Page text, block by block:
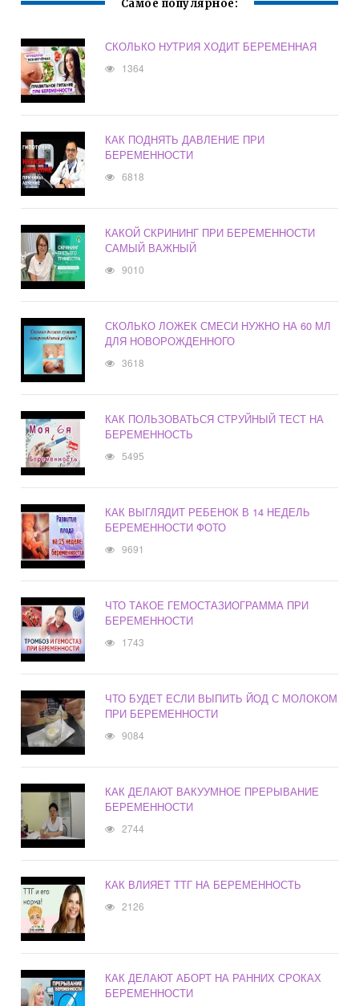
Самое популярное:
СКОЛЬКО НУТРИЯ ХОДИТ БЕРЕМЕННАЯ
1364
КАК ПОДНЯТЬ ДАВЛЕНИЕ ПРИ
БЕРЕМЕННОСТИ
6818
КАКОЙ СКРИНИНГ ПРИ БЕРЕМЕННОСТИ
САМЫЙ ВАЖНЫЙ
9010
СКОЛЬКО ЛОЖЕК СМЕСИ НУЖНО НА 60 МЛ
ДЛЯ НОВОРОЖДЕННОГО
3618
КАК ПОЛЬЗОВАТЬСЯ СТРУЙНЫЙ ТЕСТ НА
БЕРЕМЕННОСТЬ
5495
КАК ВЫГЛЯДИТ РЕБЕНОК В 14 НЕДЕЛЬ
БЕРЕМЕННОСТИ ФОТО
9691
ЧТО ТАКОЕ ГЕМОСТАЗИОГРАММА ПРИ
БЕРЕМЕННОСТИ
1743
ЧТО БУДЕТ ЕСЛИ ВЫПИТЬ ЙОД С МОЛОКОМ
ПРИ БЕРЕМЕННОСТИ
9084
КАК ДЕЛАЮТ ВАКУУМНОЕ ПРЕРЫВАНИЕ
БЕРЕМЕННОСТИ
2744
КАК ВЛИЯЕТ ТТГ НА БЕРЕМЕННОСТЬ
2126
КАК ДЕЛАЮТ АБОРТ НА РАННИХ СРОКАХ
БЕРЕМЕННОСТИ